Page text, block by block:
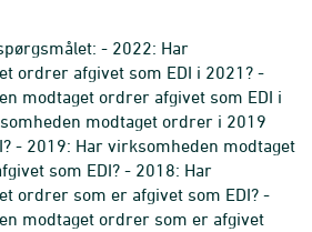
- 2022: Har
ordrer afgivet som EDI i 2021? -
modtaget ordrer afgivet som EDI i
modtaget ordrer i 2019
- 2019: Har virksomheden modtaget
som EDI? - 2018: Har
ordrer som er afgivet som EDI? -
modtaget ordrer som er afgivet